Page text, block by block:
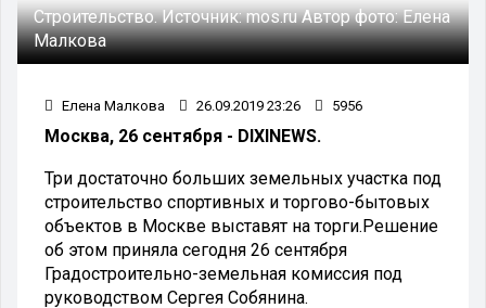
Строительство.Источник:mos.ruАвтор фото:Елена
Малкова
Елена Малкова 26.09.2019 23:26 5956
Москва, 26 сентября - DIXINEWS.
Три достаточно больших земельных участка под
строительство спортивных и торгово-бытовых
объектов в Москве выставят на торги.Решение
об этом приняла сегодня 26 сентября
Градостроительно-земельная комиссия под
руководством Сергея Собянина.